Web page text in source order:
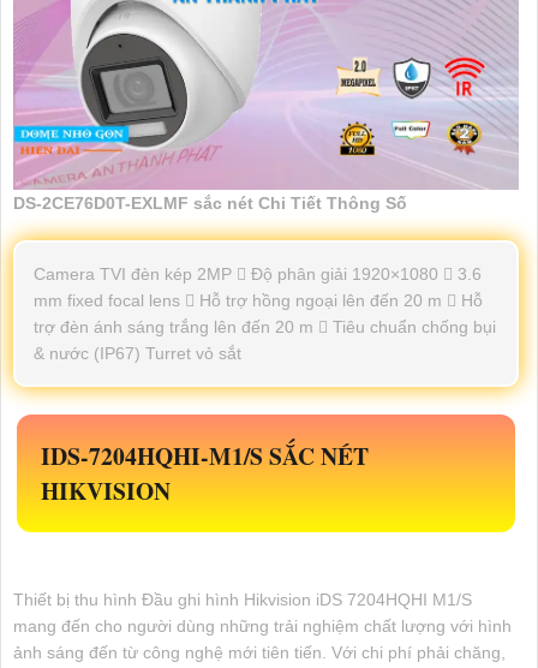
DS-2CE76D0T-EXLMF sắc nét Chi Tiết Thông Số
Camera TVI đèn kép 2MP  Độ phân giải 1920×1080  3.6
mm fixed focal lens  Hỗ trợ hồng ngoại lên đến 20 m  Hỗ
trợ đèn ánh sáng trắng lên đến 20 m  Tiêu chuẩn chống bụi
& nước (IP67) Turret vỏ sắt
IDS-7204HQHI-M1/S SẮC NÉT
HIKVISION
Thiết bị thu hình Đầu ghi hình Hikvision iDS 7204HQHI M1/S
mang đến cho người dùng những trải nghiệm chất lượng với hình
ảnh sáng đến từ công nghệ mới tiên tiến. Với chi phí phải chăng,